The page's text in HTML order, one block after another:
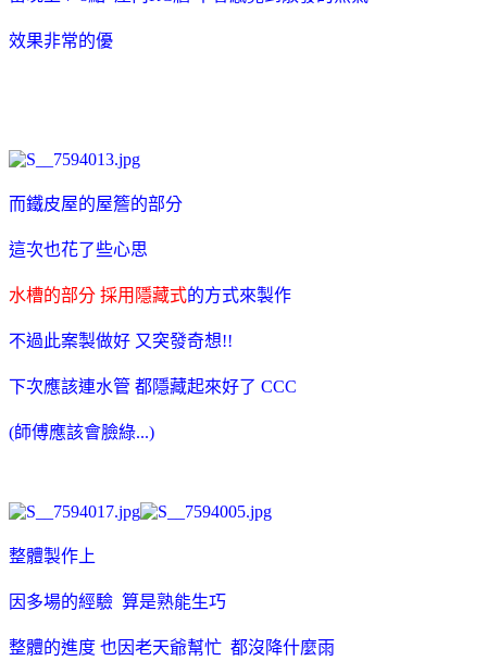
效果非常的優
而鐵皮屋的屋簷的部分
這次也花了些心思
水槽的部分 採用隱藏式的方式來製作
不過此案製做好 又突發奇想!!
下次應該連水管 都隱藏起來好了 CCC
(師傅應該會臉綠...)
整體製作上
因多場的經驗 算是熟能生巧
整體的進度 也因老天爺幫忙 都沒降什麼雨